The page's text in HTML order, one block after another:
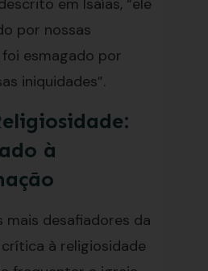
em Isaías, “ele
por nossas
esmagado por
iniquidades”.
à
mais desafiadores da
à religiosidade